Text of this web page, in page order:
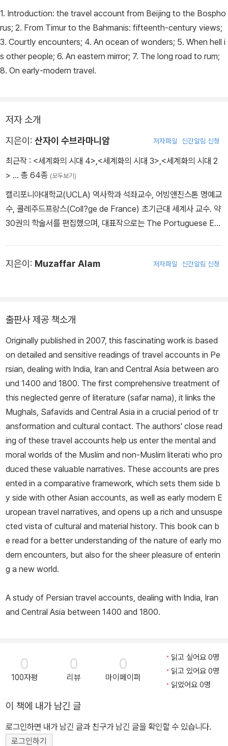
1. Introduction: the travel account from Beijing to the Bospho
rus; 2. From Timur to the Bahmanis: fifteenth-century views;
3. Courtly encounters; 4. An ocean of wonders; 5. When hell i
s other people; 6. An eastern mirror; 7. The long road to rum;
8. On early-modern travel.
저자 소개
지은이: 산자이 수브라마니암 저자파일 신간알림 신청
최근작 : <세계화의 시대 4>,<세계화의 시대 3>,<세계화의 시대 2
> … 총 64종 (모두보기)
캘리포니아대학교(UCLA) 역사학과 석좌교수, 어빙앤진스톤 명예교
수, 콜레주드프랑스(Coll?ge de France) 초기근대 세계사 교수. 약
30권의 학술서를 편집했으며, 대표작으로는 The Portuguese Em
97), Indo-Persian Travels in the Age of Discoveries(Cambri
지은이: Muzaffar Alam 저자파일 신간알림 신청
출판사 제공 책소개
Originally published in 2007, this fascinating work is based
on detailed and sensitive readings of travel accounts in Pe
rsian, dealing with India, Iran and Central Asia between aro
und 1400 and 1800. The first comprehensive treatment of
this neglected genre of literature (safar nama), it links the
Mughals, Safavids and Central Asia in a crucial period of tr
ansformation and cultural contact. The authors' close read
ing of these travel accounts help us enter the mental and
moral worlds of the Muslim and non-Muslim literati who pro
duced these valuable narratives. These accounts are pres
ented in a comparative framework, which sets them side b
y side with other Asian accounts, as well as early modern E
uropean travel narratives, and opens up a rich and unsuspe
cted vista of cultural and material history. This book can b
e read for a better understanding of the nature of early mo
dern encounters, but also for the sheer pleasure of enterin
g a new world.
A study of Persian travel accounts, dealing with India, Iran
and Central Asia between 1400 and 1800.
0
100자평
0
리뷰
0
마이페이퍼
읽고 싶어요 0명
읽고 있어요 0명
읽었어요 0명
이 책에 내가 남긴 글
로그인하면 내가 남긴 글과 친구가 남긴 글을 확인할 수 있습니다.
로그인하기